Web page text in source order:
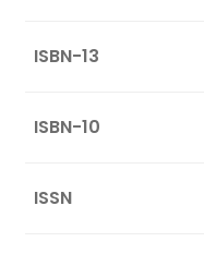
ISBN-13
ISBN-10
ISSN